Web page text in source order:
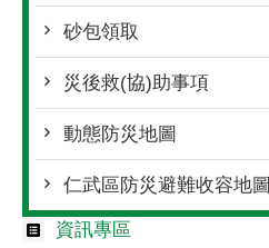
砂包領取
災後救(協)助事項
動態防災地圖
仁武區防災避難收容地圖
資訊專區